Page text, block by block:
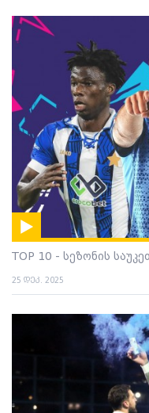
TOP 10 - სეზონის
25 დეკ. 2025